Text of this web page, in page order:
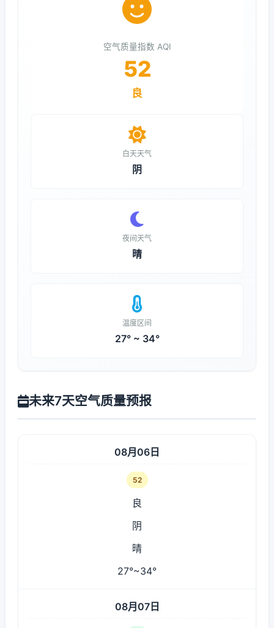
空气质量指数 AQI
52
良
白天天气
阴
夜间天气
晴
温度区间
27° ~ 34°
未来7天空气质量预报
08月06日
52
良
阴
晴
27°~34°
08月07日